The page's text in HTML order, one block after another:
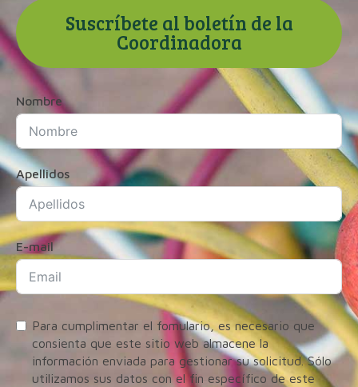
Suscríbete al boletín de la
Coordinadora
Nombre
Apellidos
E-mail
Para cumplimentar el fomulario, es necesario que
consienta que este sitio web almacene la
información enviada para gestionar su solicitud. Sólo
utilizamos sus datos con el fin específico de este